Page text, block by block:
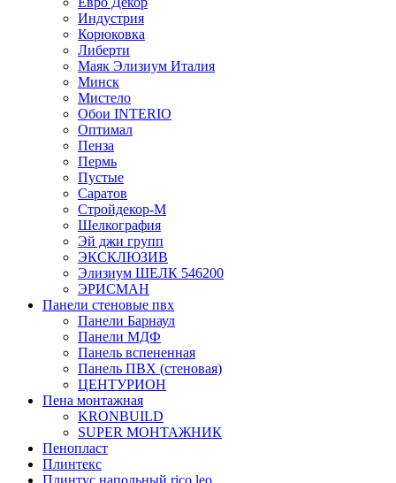
Индустрия
Корюковка
Либерти
Маяк Элизиум Италия
Минск
Мистело
Обои INTERIO
Оптимал
Пенза
Пермь
Пустые
Саратов
Стройдекор-М
Шелкография
Эй джи групп
ЭКСКЛЮЗИВ
Элизиум ШЕЛК 546200
ЭРИСМАН
Панели стеновые пвх
Панели Барнаул
Панели МДФ
Панель вспененная
Панель ПВХ (стеновая)
ЦЕНТУРИОН
Пена монтажная
KRONBUILD
SUPER МОНТАЖНИК
Пенопласт
Плинтекс